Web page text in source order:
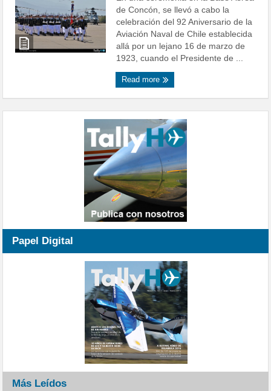
de Concón, se llevó a cabo la
celebración del 92 Aniversario de la
Aviación Naval de Chile establecida
allá por un lejano 16 de marzo de
1923, cuando el Presidente de ...
Read more
Papel Digital
Más Leídos